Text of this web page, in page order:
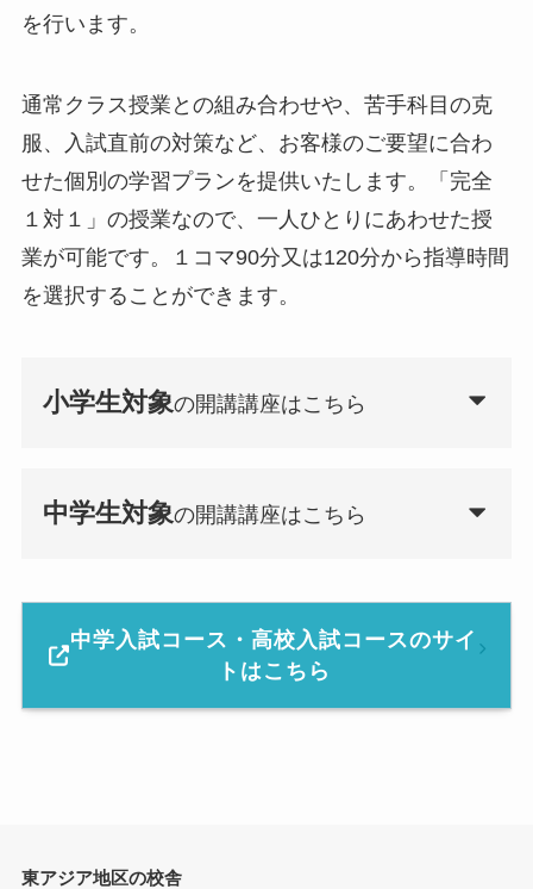
を行います。
通常クラス授業との組み合わせや、苦手科目の克
服、入試直前の対策など、お客様のご要望に合わ
せた個別の学習プランを提供いたします。「完全
１対１」の授業なので、一人ひとりにあわせた授
業が可能です。１コマ90分又は120分から指導時間
を選択することができます。
小学生対象の開講講座はこちら
中学生対象の開講講座はこちら
中学入試コース・高校入試コースのサイ
トはこちら
東アジア地区の校舎